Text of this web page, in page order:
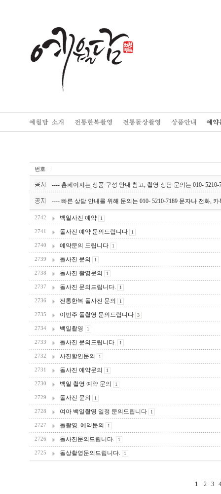
번호
---- 홈페이지는 상품 구성 안내 참고, 촬영 상담 문의는 010-
---- 빠른 상담 안내를 위해 문의는 010- 5210-7189 문자나 전화,
2742 백일사진 예약 1
2741 돌사진 예약 문의드립니다 1
2740 예약문의 드립니다 1
2739 돌사진 문의 1
2738 돌사진 촬영문의 1
2737 돌사진 문의드립니다. 1
2736 전통한복 돌사진 문의 1
2735 이번주 돌촬영 문의드립니다 3
2734 백일촬영 1
2733 돌사진 문의드립니다. 1
2732 사진할인문의 1
2731 돌사진 예약문의 1
2730 백일 촬영 예약 문의 1
2729 돌사진 문의 1
2728 여아 백일촬영 일정 문의드립니다 1
2727 돌촬영. 예약문의 1
2726 돌사진문의드립니다. 1
2725 돌상촬영문의드립니다. 1
1 2 3